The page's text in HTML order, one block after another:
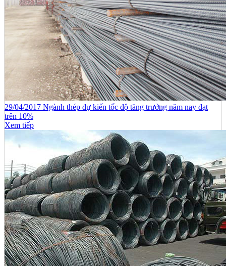
29/04/2017 Ngành thép dự kiến tốc độ tăng trưởng năm nay đạt
trên 10%
Xem tiếp